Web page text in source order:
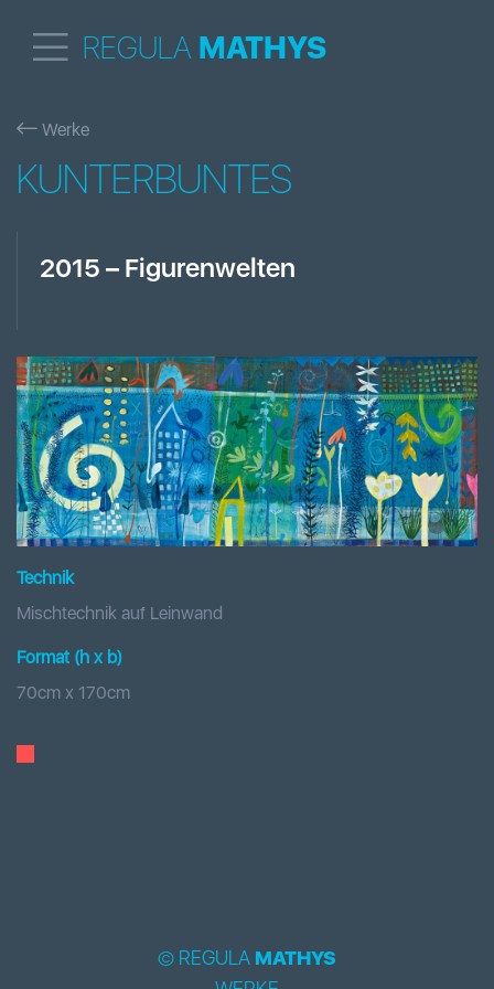
REGULA MATHYS
Werke
KUNTERBUNTES
2015 – Figurenwelten
Technik
Mischtechnik auf Leinwand
Format (h x b)
70cm x 170cm
© REGULA MATHYS